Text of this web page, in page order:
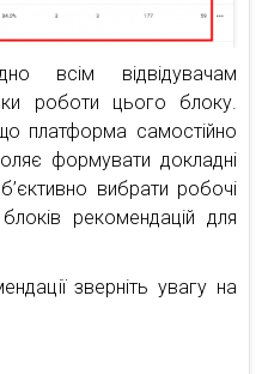
всім відвідувачам
роботи цього блоку.
платформа самостійно
формувати докладні
вибрати робочі
рекомендацій для
зверніть увагу на